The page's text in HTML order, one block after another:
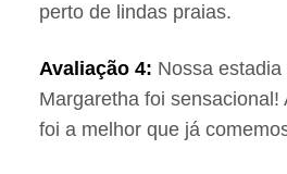
perto de lindas praias.
Avaliação 4: Nossa
Margaretha foi sensacional!
foi a melhor que já